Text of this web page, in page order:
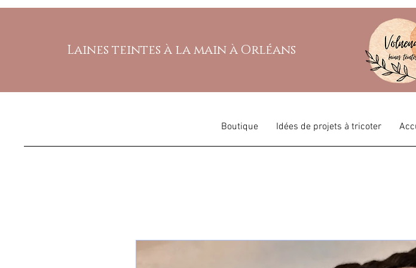
Laines teintes à la main à Orléans
Boutique Idées de projets à tricoter